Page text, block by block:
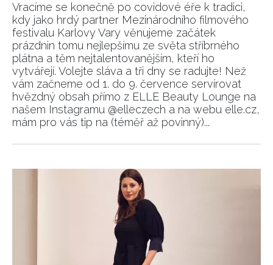
Vracíme se konečně po covidové éře k tradici,
kdy jako hrdý partner Mezinárodního filmového
festivalu Karlovy Vary věnujeme začátek
prázdnin tomu nejlepšímu ze světa stříbrného
plátna a těm nejtalentovanějším, kteří ho
vytvářejí. Volejte sláva a tři dny se radujte! Než
vám začneme od 1. do 9. července servírovat
hvězdný obsah přímo z ELLE Beauty Lounge na
našem Instagramu @elleczech a na webu elle.cz,
mám pro vás tip na (téměř až povinný)...